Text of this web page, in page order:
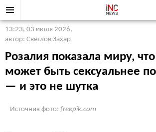
13:23, 03 июля 2026,
автор: Светлов Захар
Розалия показала миру,
может быть сексуальнее
— и это не шутка
Источник фото: freepik.com